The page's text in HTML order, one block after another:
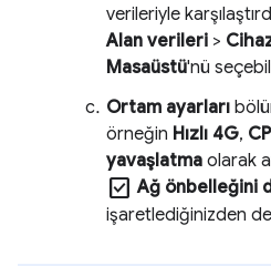
verileriyle
Alan verileri >
Masaüstü'nü
Ortam ayarları
örneğin Hızlı 4G,
yavaşlatma olarak
check_box Ağ önbelleğini
işaretlediğinizden